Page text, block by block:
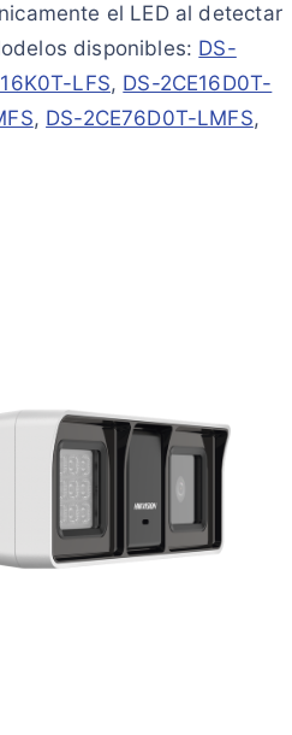
el LED al detectar
disponibles: DS-
LFS, DS-2CE16D0T-
, DS-2CE76D0T-LMFS,